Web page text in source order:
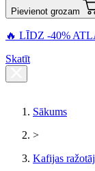
Pievienot grozam
🔥 LĪDZ -40%
Skatīt
Sākums
>
Kafijas